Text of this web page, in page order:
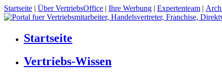
Startseite | Über VertriebsOffice | Ihre Werbung | Expertenteam |
Startseite
Vertriebs-Wissen